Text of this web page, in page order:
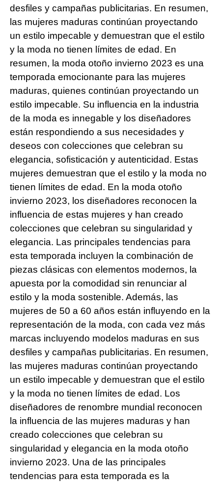
desfiles y campañas publicitarias. En resumen,
las mujeres maduras continúan proyectando
un estilo impecable y demuestran que el estilo
y la moda no tienen límites de edad. En
resumen, la moda otoño invierno 2023 es una
temporada emocionante para las mujeres
maduras, quienes continúan proyectando un
estilo impecable. Su influencia en la industria
de la moda es innegable y los diseñadores
están respondiendo a sus necesidades y
deseos con colecciones que celebran su
elegancia, sofisticación y autenticidad. Estas
mujeres demuestran que el estilo y la moda no
tienen límites de edad. En la moda otoño
invierno 2023, los diseñadores reconocen la
influencia de estas mujeres y han creado
colecciones que celebran su singularidad y
elegancia. Las principales tendencias para
esta temporada incluyen la combinación de
piezas clásicas con elementos modernos, la
apuesta por la comodidad sin renunciar al
estilo y la moda sostenible. Además, las
mujeres de 50 a 60 años están influyendo en la
representación de la moda, con cada vez más
marcas incluyendo modelos maduras en sus
desfiles y campañas publicitarias. En resumen,
las mujeres maduras continúan proyectando
un estilo impecable y demuestran que el estilo
y la moda no tienen límites de edad. Los
diseñadores de renombre mundial reconocen
la influencia de las mujeres maduras y han
creado colecciones que celebran su
singularidad y elegancia en la moda otoño
invierno 2023. Una de las principales
tendencias para esta temporada es la